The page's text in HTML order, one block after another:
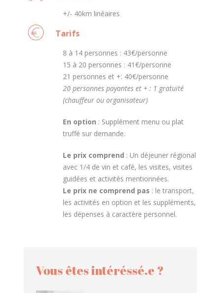
+/- 40km linéaires
Tarifs
8 à 14 personnes : 43€/personne
15 à 20 personnes : 41€/personne
21 personnes et +: 40€/personne
20 personnes payantes et + : 1 gratuité
(chauffeur ou organisateur)
En option : Supplément menu ou plat
truffé sur demande.
Le prix comprend : Un déjeuner régional
avec 1/4 de vin et café, les visites, visites
guidées et activités mentionnées.
Le prix ne comprend pas : le transport,
les activités en option et les suppléments,
les dépenses à caractère personnel.
Vous êtes intéréssé.e ?